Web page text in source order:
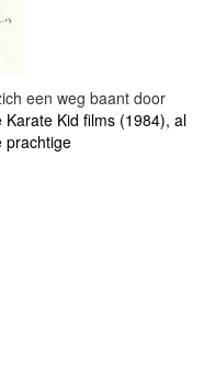
een weg baant door
Kid films (1984), al
prachtige